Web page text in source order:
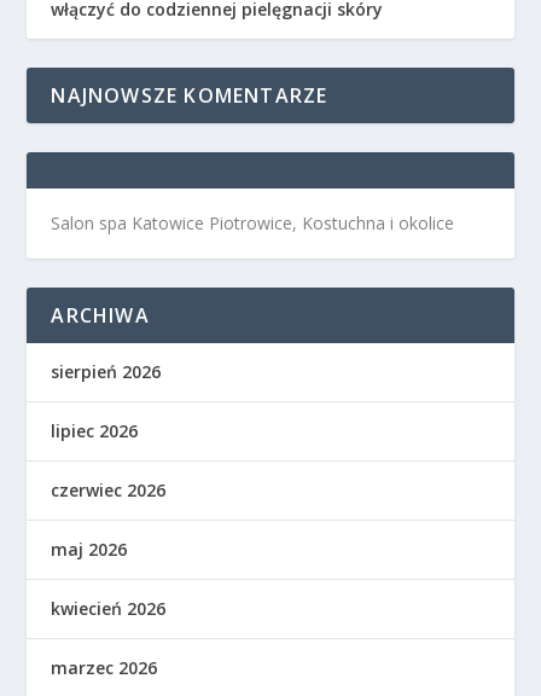
włączyć do codziennej pielęgnacji skóry
NAJNOWSZE KOMENTARZE
Salon spa Katowice Piotrowice, Kostuchna i okolice
ARCHIWA
sierpień 2026
lipiec 2026
czerwiec 2026
maj 2026
kwiecień 2026
marzec 2026